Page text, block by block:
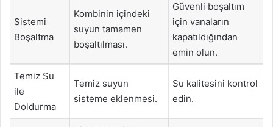
Sistemi
Boşaltma
Kombinin içindeki
suyun tamamen
boşaltılması.
Güvenli boşaltım
için vanaların
kapatıldığından
emin olun.
Temiz Su
ile
Doldurma
Temiz suyun
sisteme eklenmesi.
Su kalitesini kontrol
edin.